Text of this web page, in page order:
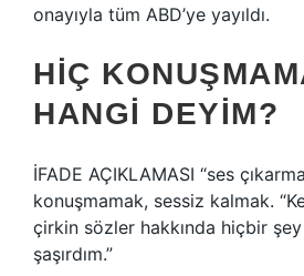
onayıyla tüm ABD’ye yayıldı.
HIÇ
HANGI DEYIM?
İFADE AÇIKLAMASI “ses
konuşmamak, sessiz kalmak.
çirkin sözler hakkında hiçbir
şaşırdım.”